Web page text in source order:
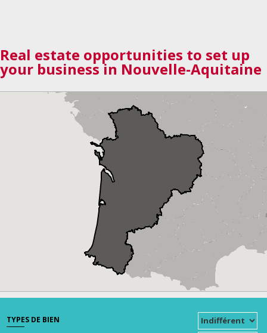
Real estate opportunities to set up
your business in Nouvelle-Aquitaine
TYPES DE BIEN